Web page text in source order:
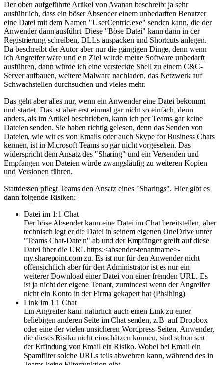
Der oben aufgeführte Artikel von Avanan beschreibt ja sehr
ausführlich, dass ein böser Absender einem unbedarften Benutzer
eine Datei mit dem Namen "UserCentric.exe" senden kann, die der
Anwender dann ausführt. Diese "Böse Datei" kann dann in der
Registrierung schreiben, DLLs auspacken und Shortcuts anlegen.
Da beschreibt der Autor aber nur die gängigen Dinge, denn wenn
ich Angreifer wäre und ein Ziel würde meine Software unbedarft
ausführen, dann würde ich eine versteckte Shell zu einem C&C-
Server aufbauen, weitere Malware nachladen, das Netzwerk auf
Schwachstellen durchsuchen und vieles mehr.
Das geht aber alles nur, wenn ein Anwender eine Datei bekommt
und startet. Das ist aber erst einmal gar nicht so einfach, denn
anders, als im Artikel beschrieben, kann ich per Teams gar keine
Dateien senden. Sie haben richtig gelesen, denn das Senden von
Dateien, wie wir es von Emails oder auch Skype for Business Chats
kennen, ist in Microsoft Teams so gar nicht vorgesehen. Das
widerspricht dem Ansatz des "Sharing" und ein Versenden und
Empfangen von Dateien würde zwangsläufig zu weiteren Kopien
und Versionen führen.
Stattdessen pflegt Teams den Ansatz eines "Sharings". Hier gibt es
dann folgende Risiken:
Datei im 1:1 Chat
Der böse Absender kann eine Datei im Chat bereitstellen, aber
technisch legt er die Datei in seinem eigenen OneDrive unter
"Teams Chat-Datein" ab und der Empfänger greift auf diese
Datei über die URL https:<absender-tenantname>-
my.sharepoint.com zu. Es ist nur für den Anwender nicht
offensichtlich aber für den Administrator ist es nur ein
weiterer Download einer Datei von einer fremden URL. Es
ist ja nicht der eigene Tenant, zumindest wenn der Angreifer
nicht ein Konto in der Firma gekapert hat (Phsihing)
Link im 1:1 Chat
Ein Angreifer kann natürlich auch einen Link zu einer
beliebigen anderen Seite im Chat senden, z.B. auf Dropbox
oder eine der vielen unsicheren Wordpress-Seiten. Anwender,
die dieses Risiko nicht einschätzen können, sind schon seit
der Erfindung von Email ein Risiko. Wobei bei Email ein
Spamfilter solche URLs teils abwehren kann, während des in